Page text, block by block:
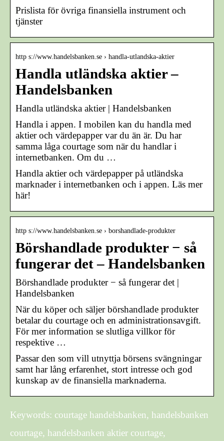
Prislista för övriga finansiella instrument och
tjänster
http s://www.handelsbanken.se › handla-utlandska-aktier
Handla utländska aktier –
Handelsbanken
Handla utländska aktier | Handelsbanken
Handla i appen. I mobilen kan du handla med
aktier och värdepapper var du än är. Du har
samma låga courtage som när du handlar i
internetbanken. Om du …
Handla aktier och värdepapper på utländska
marknader i internetbanken och i appen. Läs mer
här!
http s://www.handelsbanken.se › borshandlade-produkter
Börshandlade produkter − så
fungerar det – Handelsbanken
Börshandlade produkter − så fungerar det |
Handelsbanken
När du köper och säljer börshandlade produkter
betalar du courtage och en administrationsavgift.
För mer information se slutliga villkor för
respektive …
Passar den som vill utnyttja börsens svängningar
samt har lång erfarenhet, stort intresse och god
kunskap av de finansiella marknaderna.
Keywords: courtage handelsbanken, handelsbanken
courtage, handelsbanken aktier courtage,